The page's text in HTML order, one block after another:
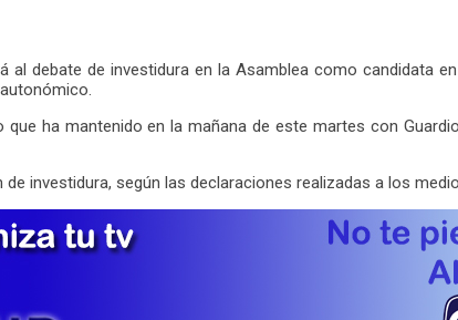
debate de investidura en la Asamblea como candidata
ha mantenido en la mañana de este martes con
investidura, según las declaraciones realizadas a los